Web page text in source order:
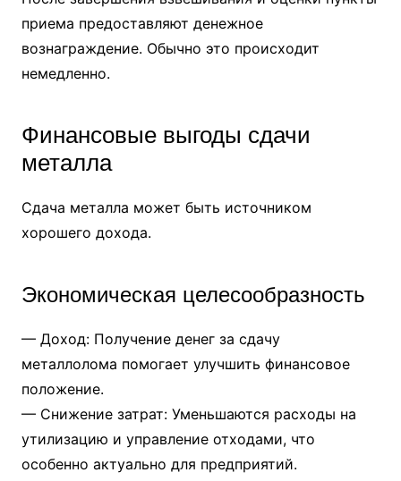
приема предоставляют денежное
вознаграждение. Обычно это происходит
немедленно.
Финансовые выгоды сдачи
металла
Сдача металла может быть источником
хорошего дохода.
Экономическая целесообразность
— Доход: Получение денег за сдачу
металлолома помогает улучшить финансовое
положение.
— Снижение затрат: Уменьшаются расходы на
утилизацию и управление отходами, что
особенно актуально для предприятий.